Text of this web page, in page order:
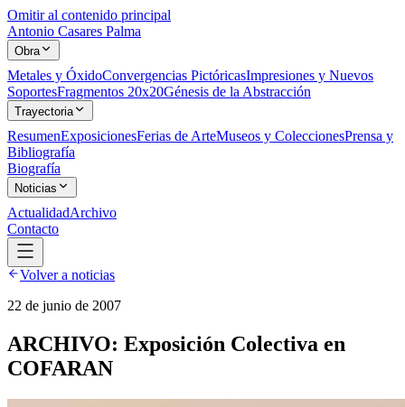
Omitir al contenido principal
Antonio Casares Palma
Obra
Metales y ÓxidoConvergencias PictóricasImpresiones y Nuevos
SoportesFragmentos 20x20Génesis de la Abstracción
Trayectoria
ResumenExposicionesFerias de ArteMuseos y ColeccionesPrensa y
Bibliografía
Biografía
Noticias
ActualidadArchivo
Contacto
Volver a noticias
22 de junio de 2007
ARCHIVO: Exposición Colectiva en
COFARAN